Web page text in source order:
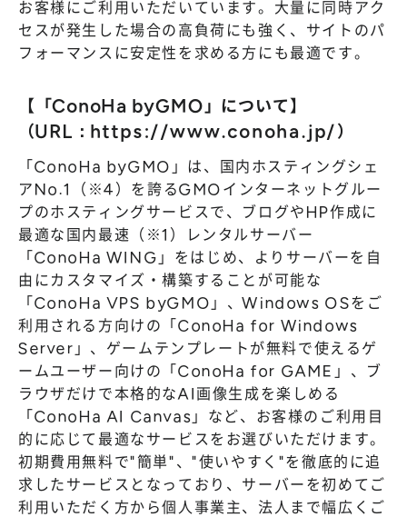
お客様にご利用いただいています。大量に同時アク
セスが発生した場合の高負荷にも強く、サイトのパ
フォーマンスに安定性を求める方にも最適です。
【「ConoHa byGMO」について】
（URL： https://www.conoha.jp/）
「ConoHa byGMO」は、国内ホスティングシェ
アNo.1（※4）を誇るGMOインターネットグルー
プのホスティングサービスで、ブログやHP作成に
最適な国内最速（※1）レンタルサーバー
「ConoHa WING」をはじめ、よりサーバーを自
由にカスタマイズ・構築することが可能な
「ConoHa VPS byGMO」、Windows OSをご
利用される方向けの「ConoHa for Windows
Server」、ゲームテンプレートが無料で使えるゲ
ームユーザー向けの「ConoHa for GAME」、ブ
ラウザだけで本格的なAI画像生成を楽しめる
「ConoHa AI Canvas」など、お客様のご利用目
的に応じて最適なサービスをお選びいただけます。
初期費用無料で"簡単"、"使いやすく"を徹底的に追
求したサービスとなっており、サーバーを初めてご
利用いただく方から個人事業主、法人まで幅広くご